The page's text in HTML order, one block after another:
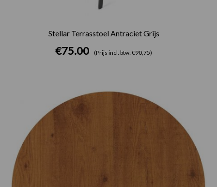
Stellar Terrasstoel Antraciet Grijs
€75.00 (Prijs incl. btw: €90,75)
Prijsklasse:
€75.00